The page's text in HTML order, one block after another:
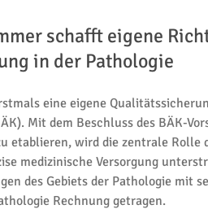
schafft eigene
in der Pathologie
eine eigene
Mit dem Beschluss des BÄK-
etablieren, wird die zentrale Rolle
medizinische Versorgung
des Gebiets der Pathologie mit
Rechnung getragen.